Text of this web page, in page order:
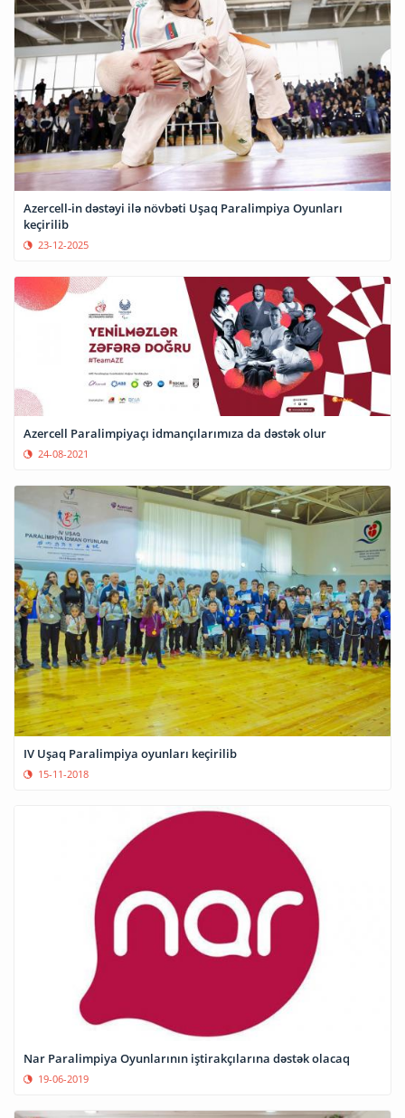
Azercell-in dəstəyi ilə növbəti Uşaq Paralimpiya Oyunları
keçirilib
23-12-2025
Azercell Paralimpiyaçı idmançılarımıza da dəstək olur
24-08-2021
IV Uşaq Paralimpiya oyunları keçirilib
15-11-2018
Nar Paralimpiya Oyunlarının iştirakçılarına dəstək olacaq
19-06-2019